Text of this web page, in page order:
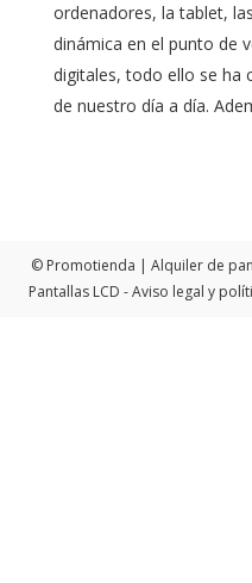
ordenadores, la tablet,
dinámica en el punto de
digitales, todo ello se ha
de nuestro día a día.
© Promotienda | Alquiler de
Pantallas LCD -Aviso legal y